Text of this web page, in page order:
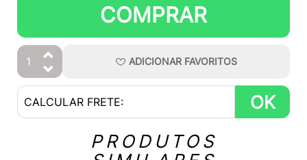
COMPRAR
ADICIONAR FAVORITOS
OK
PRODUTOS